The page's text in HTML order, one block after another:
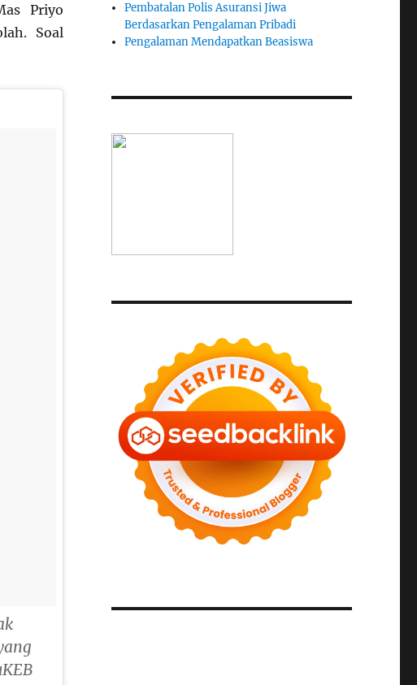
Priyo
Soal
Pembatalan Polis Asuransi Jiwa
Berdasarkan Pengalaman Pribadi
Pengalaman Mendapatkan Beasiswa